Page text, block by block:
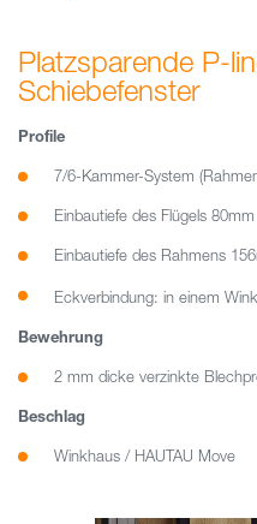
Platzsparende P-
Schiebefenster
Profile
7/6-Kammer-System
Einbautiefe des Flügels 80mm
Einbautiefe des Rahmens
Eckverbindung: in einem
Bewehrung
2 mm dicke verzinkte
Beschlag
Winkhaus / HAUTAU Move